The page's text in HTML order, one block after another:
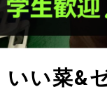
いい菜&